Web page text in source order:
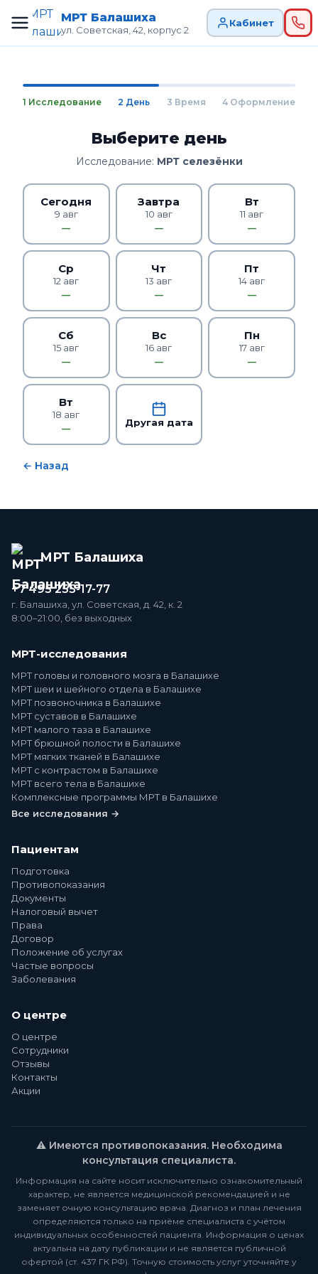
МРТ Балашиха
ул. Советская, 42, корпус 2
Кабинет
1 Исследование 2 День 3 Время 4 Оформление
Выберите день
Исследование: МРТ селезёнки
Сегодня
9 авг
—
Завтра
10 авг
—
Вт
11 авг
—
Ср
12 авг
—
Чт
13 авг
—
Пт
14 авг
—
Сб
15 авг
—
Вс
16 авг
—
Пн
17 авг
—
Вт
18 авг
—
Другая дата
← Назад
МРТ Балашиха
+7 495 255-17-77
г. Балашиха, ул. Советская, д. 42, к. 2
8:00–21:00, без выходных
МРТ-исследования
МРТ головы и головного мозга в Балашихе
МРТ шеи и шейного отдела в Балашихе
МРТ позвоночника в Балашихе
МРТ суставов в Балашихе
МРТ малого таза в Балашихе
МРТ брюшной полости в Балашихе
МРТ мягких тканей в Балашихе
МРТ с контрастом в Балашихе
МРТ всего тела в Балашихе
Комплексные программы МРТ в Балашихе
Все исследования →
Пациентам
Подготовка
Противопоказания
Документы
Налоговый вычет
Права
Договор
Положение об услугах
Частые вопросы
Заболевания
О центре
О центре
Сотрудники
Отзывы
Контакты
Акции
⚠️ Имеются противопоказания. Необходима
консультация специалиста.
Информация на сайте носит исключительно ознакомительный
характер, не является медицинской рекомендацией и не
заменяет очную консультацию врача. Диагноз и план лечения
определяются только на приёме специалиста с учётом
индивидуальных особенностей пациента. Информация о ценах
актуальна на дату публикации и не является публичной
офертой (ст. 437 ГК РФ). Точную стоимость услуг уточняйте у